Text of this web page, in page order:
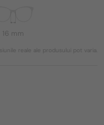
16 mm
reale ale produsului pot varia.